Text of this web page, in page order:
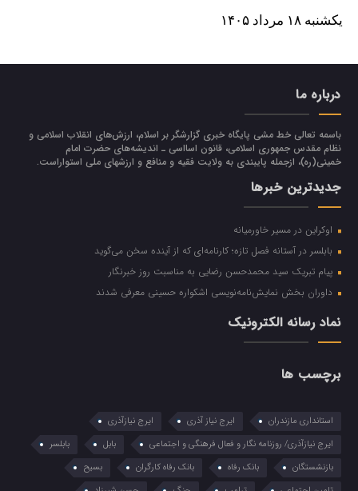
يكشنبه ۱۸ مرداد ۱۴۰۵
درباره ما
باسمه تعالی خط مشی پایگاه خبری گزارشگر بر اسلام، ارزش‌هاي انقلاب اسلامي و
نظام مقدس جمهوري اسلامي، قانون اسااسی ـ انديشه‌هاي حضرت امام
خميني(ره)، ازجمله پایبندی به ولايت فقيه و منافع و ارزشهاي ملي استواراست.
جدیدترین خبرها
اوکراین در مسیر خاورمیانه
بابلسر در آستانه فصل تازه؛ کارنامه‌ای که از آینده سخن می‌گوید
پیام تبریک سید محمدحسن رضایی به مناسبت روز خبرنگار
داوران بخش نمایش‌نامه‌نویسی اشکواره حسینی معرفی شدند
نماد رسانه الکترونیک
برچسب ها
استانداری مازندران ایرج نیاز آذری
ایرج نیازآذری
ایرج نیازآذری/ روزنامه نگار و فعال فرهنگی و اجتماعی
بابل
بابلسر
بازنشستگان
بانک رفاه بانک رفاه کارگران
بسیح